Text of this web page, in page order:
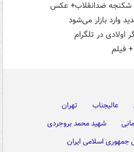
شکنجه ضدانقلاب+ عکس
وارد بازار می‌شود
در تلگرام
فیلم
عالیجناب
تهران
شهید محمد بروجردی
جمهوری اسلامی ایران